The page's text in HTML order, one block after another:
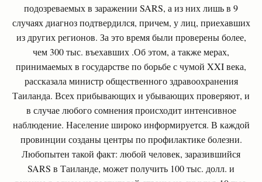
подозреваемых в заражении SARS, а из них лишь в 9
случаях диагноз подтвердился, причем, у лиц, приехавших
из других регионов. За это время были проверены более,
чем 300 тыс. въехавших .Об этом, а также мерах,
принимаемых в государстве по борьбе с чумой XXI века,
рассказала министр общественного здравоохранения
Таиланда. Всех прибывающих и убывающих проверяют, и
в случае любого сомнения происходит интенсивное
наблюдение. Население широко информируется. В каждой
провинции созданы центры по профилактике болезни.
Любопытен такой факт: любой человек, заразившийся
SARS в Таиланде, может получить 100 тыс. долл. и